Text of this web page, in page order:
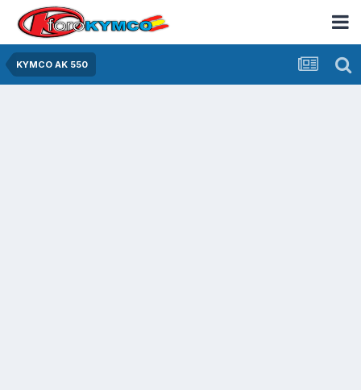
KYMCO AK 550